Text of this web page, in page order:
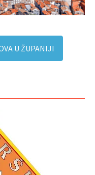
U ŽUPANIJI